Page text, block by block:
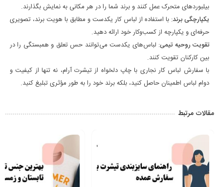
بیلبوردهای متحرک عمل کنند و برند شما را در هر مکانی به نمایش بگذارند.
یکپارچگی برند: با استفاده از لباس کار یکدست و مطابق با هویت برند، تصویری
حرفه‌ای و یکپارچه از کسب‌وکار خود ارائه دهید.
تقویت روحیه تیمی: لباس‌های یکدست می‌توانند حس تعلق و همبستگی را در
بین کارکنان تقویت کنند.
با سفارش لباس کار نجاری با چاپ دلخواه از تیشرت آرام، نه تنها از کیفیت و
دوام لباس اطمینان حاصل کنید، بلکه برند خود را به طور مؤثری تبلیغ کنید.
مقالات مرتبط